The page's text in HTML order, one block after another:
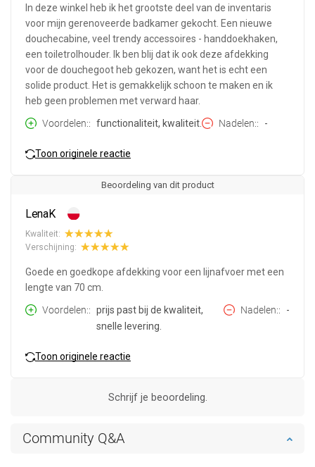
In deze winkel heb ik het grootste deel van de inventaris
voor mijn gerenoveerde badkamer gekocht. Een nieuwe
douchecabine, veel trendy accessoires - handdoekhaken,
een toiletrolhouder. Ik ben blij dat ik ook deze afdekking
voor de douchegoot heb gekozen, want het is echt een
solide product. Het is gemakkelijk schoon te maken en ik
heb geen problemen met verward haar.
Voordelen:
functionaliteit, kwaliteit. Nadelen: -
Toon originele reactie
Beoordeling van dit product
LenaK
Kwaliteit:
Verschijning:
Goede en goedkope afdekking voor een lijnafvoer met een
lengte van 70 cm.
Voordelen:
prijs past bij de kwaliteit,
snelle levering.
Nadelen: -
Toon originele reactie
Schrijf je beoordeling.
Community Q&A